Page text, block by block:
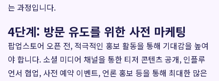
는 과정입니다.
4단계: 방문 유도를 위한 사전 마케팅
팝업스토어 오픈 전, 적극적인 홍보 활동을 통해 기대감을 높여
야 합니다. 소셜 미디어 채널을 통한 티저 콘텐츠 공개, 인플루
언서 협업, 사전 예약 이벤트, 언론 홍보 등을 통해 최대한 많은